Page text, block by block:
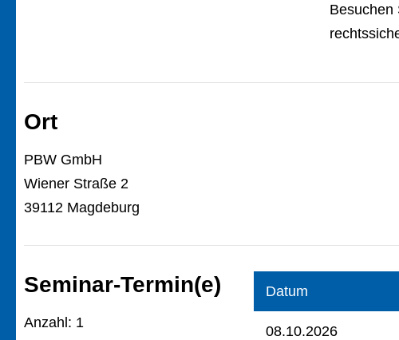
Besuchen
Ort
PBW GmbH
Wiener Straße 2
39112 Magdeburg
Seminar-Termin(e)
Anzahl: 1
Datum
08.10.2026